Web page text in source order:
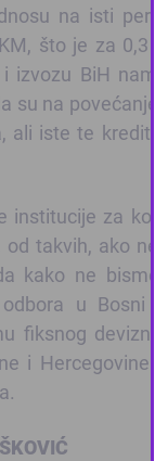
na isti
što je za
izvozu BiH
su na
ali iste te
institucije za
takvih, ako
kako ne
u
fiksnog
i